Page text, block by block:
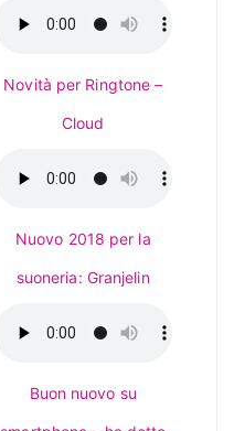
Novità per Ringtone –
Cloud
Nuovo 2018 per la
suoneria: Granjelin
Buon nuovo su